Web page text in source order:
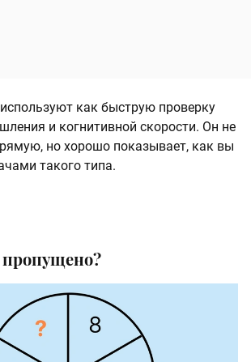
используют как быструю проверку
и когнитивной скорости. Он не
но хорошо показывает, как вы
такого типа.
пропущено?